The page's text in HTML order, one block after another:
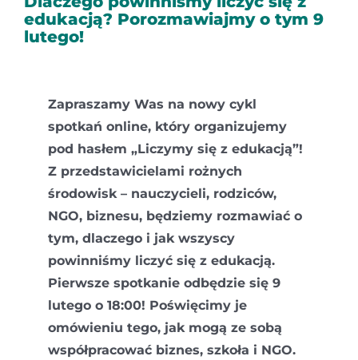
Kontakt
edukacją? Porozmawiajmy o tym 9
lutego!
Zapraszamy Was na nowy cykl
spotkań online, który organizujemy
pod hasłem „Liczymy się z edukacją”!
Z przedstawicielami rożnych
środowisk – nauczycieli, rodziców,
NGO, biznesu, będziemy rozmawiać o
tym, dlaczego i jak wszyscy
powinniśmy liczyć się z edukacją.
Pierwsze spotkanie odbędzie się 9
lutego o 18:00! Poświęcimy je
omówieniu tego, jak mogą ze sobą
współpracować biznes, szkoła i NGO.